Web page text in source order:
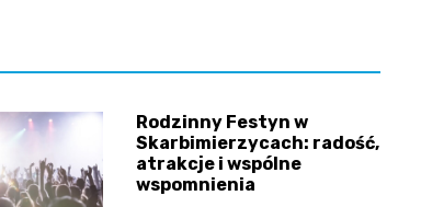
Rodzinny Festyn w
Skarbimierzycach: radość,
atrakcje i wspólne
wspomnienia